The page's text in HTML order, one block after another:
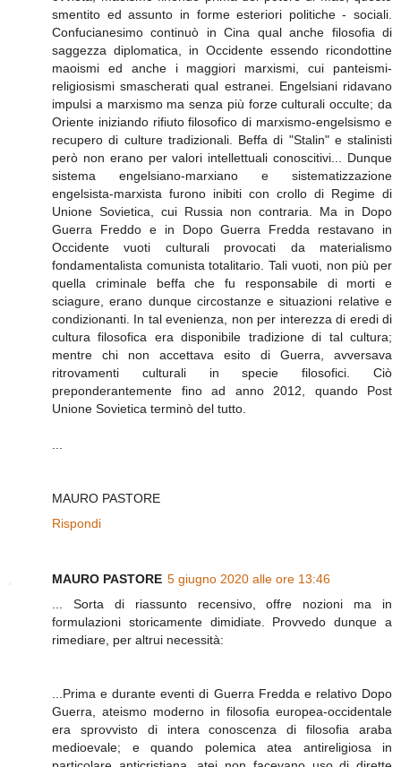
smentito ed assunto in forme esteriori politiche - sociali.
Confucianesimo continuò in Cina qual anche filosofia di
saggezza diplomatica, in Occidente essendo ricondottine
maoismi ed anche i maggiori marxismi, cui panteismi-
religiosismi smascherati qual estranei. Engelsiani ridavano
impulsi a marxismo ma senza più forze culturali occulte; da
Oriente iniziando rifiuto filosofico di marxismo-engelsismo e
recupero di culture tradizionali. Beffa di "Stalin" e stalinisti
però non erano per valori intellettuali conoscitivi... Dunque
sistema engelsiano-marxiano e sistematizzazione
engelsista-marxista furono inibiti con crollo di Regime di
Unione Sovietica, cui Russia non contraria. Ma in Dopo
Guerra Freddo e in Dopo Guerra Fredda restavano in
Occidente vuoti culturali provocati da materialismo
fondamentalista comunista totalitario. Tali vuoti, non più per
quella criminale beffa che fu responsabile di morti e
sciagure, erano dunque circostanze e situazioni relative e
condizionanti. In tal evenienza, non per interezza di eredi di
cultura filosofica era disponibile tradizione di tal cultura;
mentre chi non accettava esito di Guerra, avversava
ritrovamenti culturali in specie filosofici. Ciò
preponderantemente fino ad anno 2012, quando Post
Unione Sovietica terminò del tutto.
MAURO PASTORE
Rispondi
MAURO PASTORE 5 giugno 2020 alle ore 13:46
... Sorta di riassunto recensivo, offre nozioni ma in
formulazioni storicamente dimidiate. Provvedo dunque a
rimediare, per altrui necessità:
...Prima e durante eventi di Guerra Fredda e relativo Dopo
Guerra, ateismo moderno in filosofia europea-occidentale
era sprovvisto di intera conoscenza di filosofia araba
medioevale; e quando polemica atea antireligiosa in